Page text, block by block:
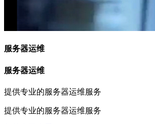
服务器运维
服务器运维
提供专业的服务器运维服务
提供专业的服务器运维服务